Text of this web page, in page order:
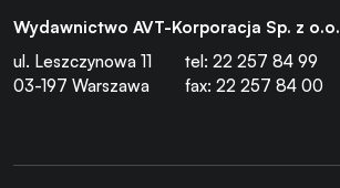
Wydawnictwo AVT-Korporacja Sp. z o.o.
ul. Leszczynowa 11
03-197 Warszawa
tel: 22 257 84 99
fax: 22 257 84 00